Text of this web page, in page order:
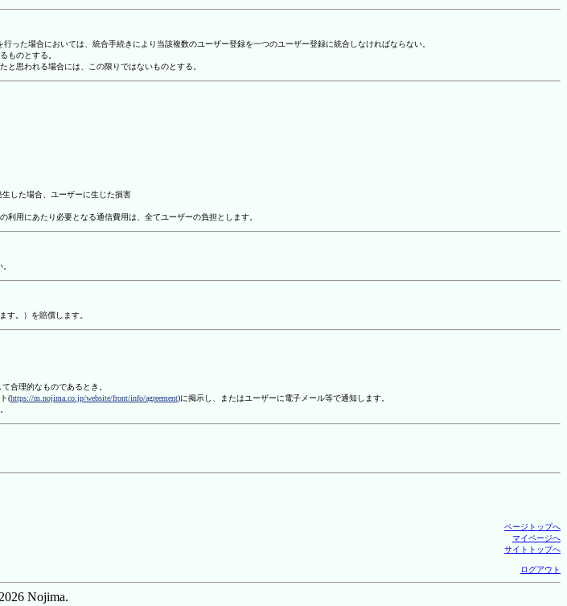
た場合においては、統合手続きにより当該複数のユーザー登録を一つのユーザー登録に統合しなければならない。
ものとする。
思われる場合には、この限りではないものとする。
した場合、ユーザーに生じた損害
用にあたり必要となる通信費用は、全てユーザーの負担とします。
す。）を賠償します。
合理的なものであるとき。
(https://m.nojima.co.jp/website/front/info/agreement)に掲示し、またはユーザーに電子メール等で通知します。
ページトップへ
マイページへ
サイトトップへ
ログアウト
Nojima.